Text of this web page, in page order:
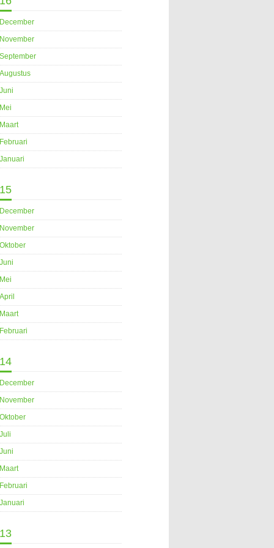
December
November
September
Augustus
Juni
Mei
Maart
Februari
Januari
December
November
Oktober
Juni
Mei
April
Maart
Februari
December
November
Oktober
Juli
Juni
Maart
Februari
Januari